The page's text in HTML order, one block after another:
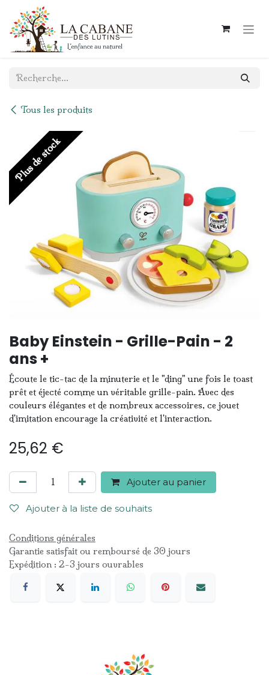
Se rendre au contenu
Tous les produits
Plus de stock
Baby Einstein - Grille-Pain - 2
ans +
Écoute le tic-tac de la minuterie et le "ding" une fois le toast
prêt et éjecté comme un véritable grille-pain. Avec des
couleurs élégantes et de nombreux accessoires, ce jouet
d'imitation encourage la créativité et l'interaction.
25,62 €
Ajouter au panier
Ajouter à la liste de souhaits
Conditions générales
Garantie satisfait ou remboursé de 30 jours
Expédition : 2-3 jours ouvrables